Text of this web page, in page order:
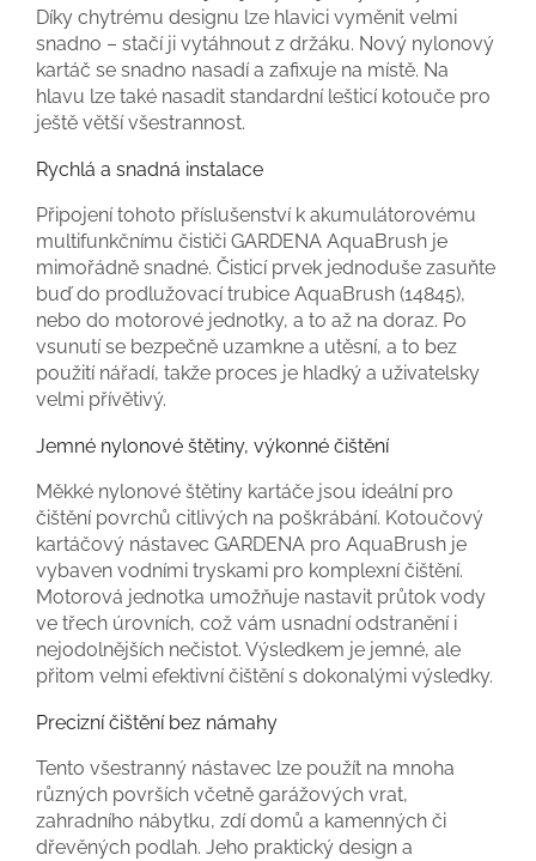
Díky chytrému designu lze hlavici vyměnit velmi
snadno – stačí ji vytáhnout z držáku. Nový nylonový
kartáč se snadno nasadí a zafixuje na místě. Na
hlavu lze také nasadit standardní lešticí kotouče pro
ještě větší všestrannost.
Rychlá a snadná instalace
Připojení tohoto příslušenství k akumulátorovému
multifunkčnímu čističi GARDENA AquaBrush je
mimořádně snadné. Čisticí prvek jednoduše zasuňte
buď do prodlužovací trubice AquaBrush (14845),
nebo do motorové jednotky, a to až na doraz. Po
vsunutí se bezpečně uzamkne a utěsní, a to bez
použití nářadí, takže proces je hladký a uživatelsky
velmi přívětivý.
Jemné nylonové štětiny, výkonné čištění
Měkké nylonové štětiny kartáče jsou ideální pro
čištění povrchů citlivých na poškrábání. Kotoučový
kartáčový nástavec GARDENA pro AquaBrush je
vybaven vodními tryskami pro komplexní čištění.
Motorová jednotka umožňuje nastavit průtok vody
ve třech úrovních, což vám usnadní odstranění i
nejodolnějších nečistot. Výsledkem je jemné, ale
přitom velmi efektivní čištění s dokonalými výsledky.
Precizní čištění bez námahy
Tento všestranný nástavec lze použít na mnoha
různých površích včetně garážových vrat,
zahradního nábytku, zdí domů a kamenných či
dřevěných podlah. Jeho praktický design a